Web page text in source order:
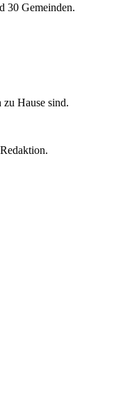
30 Gemeinden.
Hause sind.